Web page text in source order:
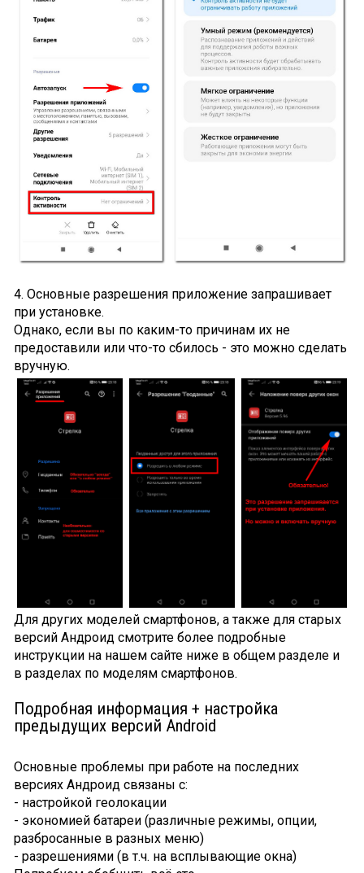
4. Основные разрешения приложение запрашивает
при установке.
Однако, если вы по каким-то причинам их не
предоставили или что-то сбилось - это можно сделать
вручную.
Для других моделей смартфонов, а также для старых
версий Андроид смотрите более подробные
инструкции на нашем сайте ниже в общем разделе и
в разделах по моделям смартфонов.
Подробная информация + настройка
предыдущих версий Android
Основные проблемы при работе на последних
версиях Андроид связаны с:
- настройкой геолокации
- экономией батареи (различные режимы, опции,
разбросанные в разных меню)
- разрешениями (в т.ч. на всплывающие окна)